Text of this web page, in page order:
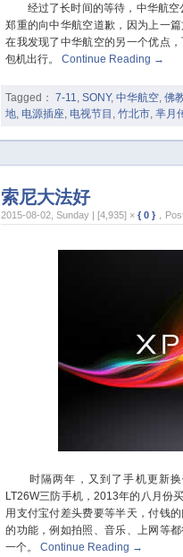
经过了长时间的等待，中华航空
郑重的向中华航空道歉，因为上一
在我发现了中华航空的另一个优点
包机出行。
Continue Reading →
Tagged： 7-11, SONY, 中华航空, 佛
地, 电源插座, 电视节目 , 竹北市, 芈月
索尼大法好
2015-08-02, Sunday | [4,935] × { 0 } ，
时隔两年，又到了手机更新换
LT26W三防手机，2013年的八月份
用支付宝付差头费要等半天，付钱
的功能，例如拍照、音乐、上网等
一个。
Continue Reading →